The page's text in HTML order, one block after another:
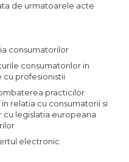
de urmatoarele acte
consumatorilor
consumatorilor in
profesionistii
practicilor
relatia cu consumatorii si
legislatia europeana
electronic